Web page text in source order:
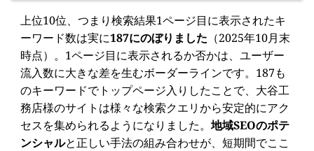
上位10位、つまり検索結果1ページ目に表示されたキ
ーワード数は実に187にのぼりました （2025年10月末
時点）。1ページ目に表示されるか否かは、ユーザー
流入数に大きな差を生むボーダーラインです。187も
のキーワードでトップページ入りしたことで、大谷工
務店様のサイトは様々な検索クエリから安定的にアク
セスを集められるようになりました。 地域SEOのポテ
ンシャルと正しい手法の組み合わせが、短期間でここ